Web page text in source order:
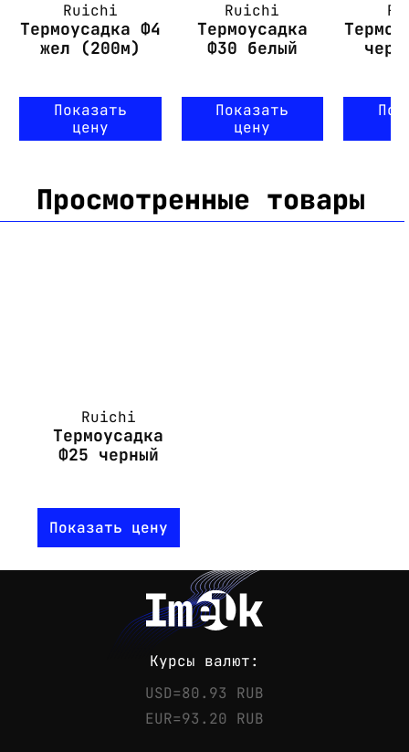
Ruichi
Термоусадка Ф4
жел (200м)
Показать
цену
Ruichi
Термоусадка
Ф30 белый
Показать
цену
чер
Просмотренные товары
Ruichi
Термоусадка
Ф25 черный
Показать цену
Курсы валют:
USD=80.93 RUB
EUR=93.20 RUB